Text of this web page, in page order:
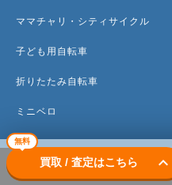
無料
買取 / 査定はこちら keyboard_arrow_down
ママチャリ・シティサイクル
子ども用自転車
折りたたみ自転車
ミニベロ
トップ